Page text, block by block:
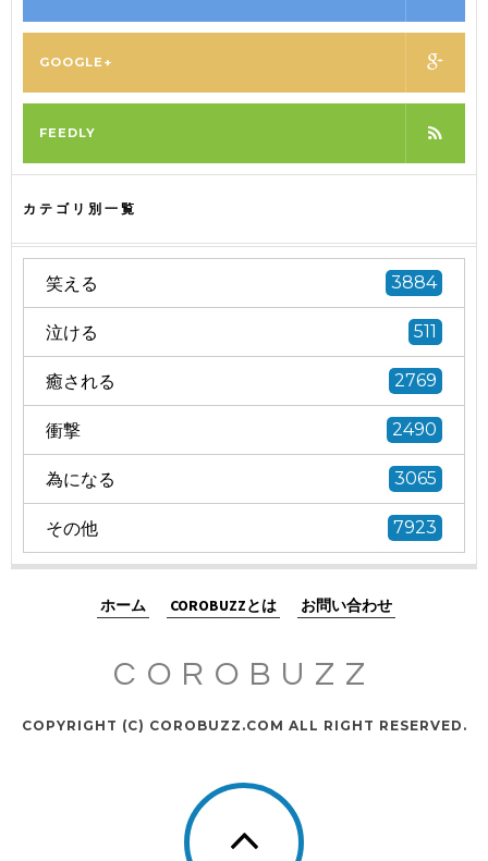
GOOGLE+
FEEDLY
カテゴリ別一覧
笑える 3884
泣ける 511
癒される 2769
衝撃 2490
為になる 3065
その他 7923
ホーム COROBUZZとは お問い合わせ
COROBUZZ
COPYRIGHT (C) COROBUZZ.COM ALL RIGHT RESERVED.